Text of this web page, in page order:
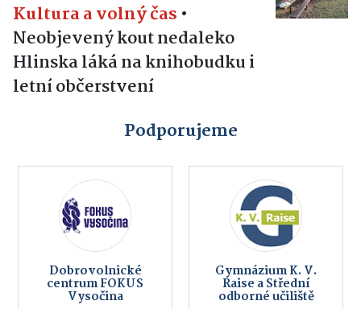
Kultura a volný čas •
Neobjevený kout nedaleko
Hlinska láká na knihobudku i
letní občerstvení
Podporujeme
Dobrovolnické
centrum FOKUS
Vysočina
Gymnázium K. V.
Raise a Střední
odborné učiliště